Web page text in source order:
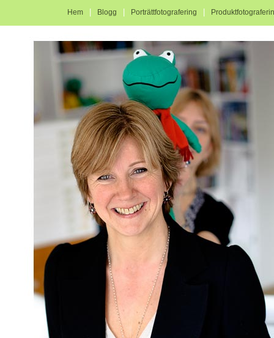
Hem Blogg Porträttfotografering